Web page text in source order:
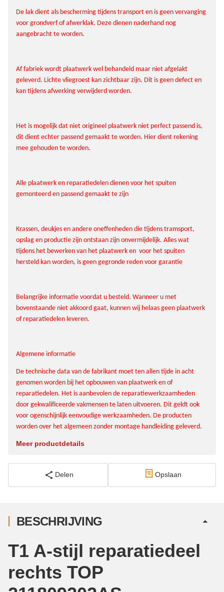
De lak dient als bescherming tijdens transport en is geen vervanging
voor grondverf of afwerklak. Deze dienen naderhand nog
aangebracht te worden.
Af fabriek wordt plaatwerk wel behandeld maar niet afgelakt
geleverd. Lichte vliegroest kan zichtbaar zijn. Dit is geen defect en
kan tijdens afwerking verwijderd worden.
Het is mogelijk dat niet origineel plaatwerk niet perfect passend is,
dit dient echter passend gemaakt te worden. Hier dient rekening
mee gehouden te worden.
Alle plaatwerk en reparatiedelen dienen voor het spuiten
gemonteerd en passend gemaakt te zijn
Krassen, deukjes en andere oneffenheden die tijdens tramsport,
opslag en productie zijn ontstaan zijn onvermijdelijk. Alles wat
tijdens het bewerken van het plaatwerk en voor het spuiten
hersteld kan worden, is geen gegronde reden voor garantie
Belangrijke informatie voordat u besteld. Wanneer u met
bovenstaande niet akkoord gaat, kunnen wij helaas geen plaatwerk
of reparatiedelen leveren.
Algemene informatie
De technische data van de fabrikant moet ten allen tijde in acht
genomen worden bij het opbouwen van plaatwerk en of
reparatiedelen. Het is aanbevolen de reparatiewerkzaamheden
door gekwalificeerde vakmensen te laten uitvoeren. Dit geldt ook
voor ogenschijnlijk eenvoudige werkzaamheden. De producten
worden over het algemeen zonder montage handleiding geleverd.
Meer productdetails
Delen Opslaan
BESCHRIJVING
T1 A-stijl reparatiedeel
rechts TOP